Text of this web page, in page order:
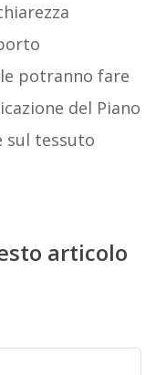
potranno fare
del Piano
sul tessuto
articolo